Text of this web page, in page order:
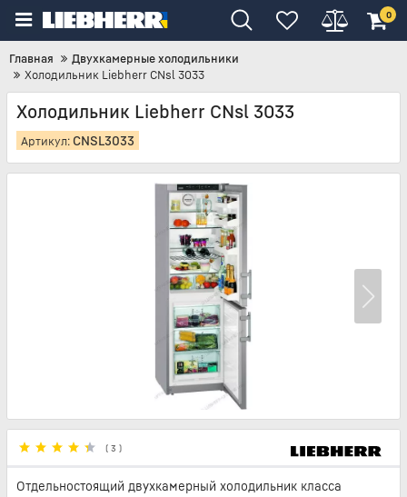
0
Главная
Двухкамерные холодильники
Холодильник Liebherr CNsl 3033
Холодильник Liebherr CNsl 3033
Артикул: CNSL3033
( 3 )
Отдельностоящий двухкамерный холодильник класса